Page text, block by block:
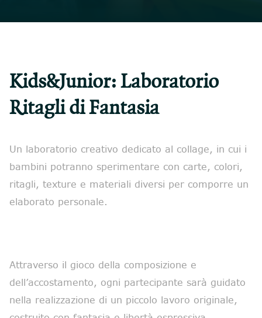
Kids&Junior: Laboratorio
Ritagli di Fantasia
Un laboratorio creativo dedicato al collage, in cui i
bambini potranno sperimentare con carte, colori,
ritagli, texture e materiali diversi per comporre un
elaborato personale.
Attraverso il gioco della composizione e
dell’accostamento, ogni partecipante sarà guidato
nella realizzazione di un piccolo lavoro originale,